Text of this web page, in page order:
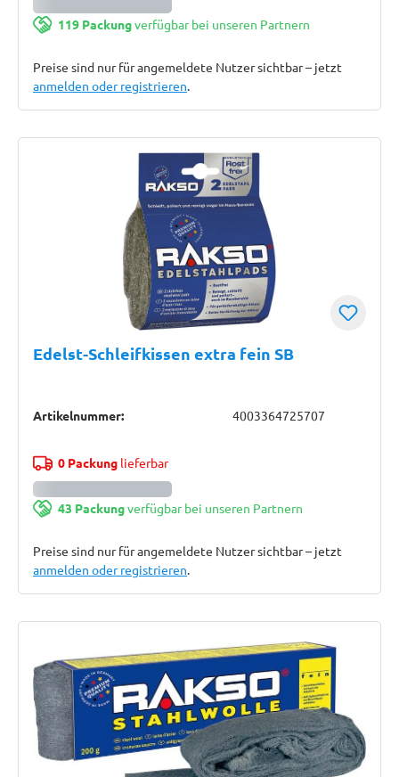
119 Packungverfügbar bei unseren Partnern
Preise sind nur für angemeldete Nutzer sichtbar – jetzt
anmelden oder registrieren.
Edelst-Schleifkissen extra fein SB
Artikelnummer: 4003364725707
0 Packunglieferbar
43 Packungverfügbar bei unseren Partnern
Preise sind nur für angemeldete Nutzer sichtbar – jetzt
anmelden oder registrieren.